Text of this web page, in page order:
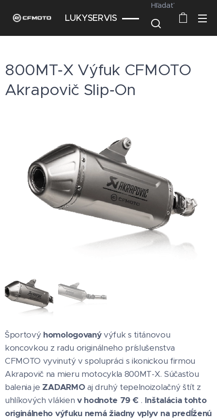
LUKYSERVIS
Hľadať
800MT‑X Výfuk CFMOTO
Akrapovič Slip‑On
Športový homologovanývýfuk s titánovou
koncovkou z radu originálneho príslušenstva
CFMOTO vyvinutý v spolupráci s ikonickou firmou
Akrapovič na mieru motocykla 800MT-X. Súčasťou
balenia je ZADARMOaj druhý tepelnoizolačný štít z
uhlíkových vlákien v hodnote 79 €. Inštalácia tohto
originálneho výfuku nemá žiadny vplyv na predĺženú